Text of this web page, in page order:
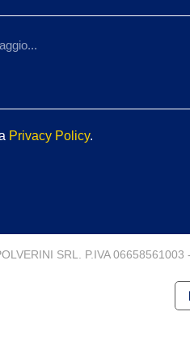
Privacy Policy.
SRL. P.IVA 06658561003